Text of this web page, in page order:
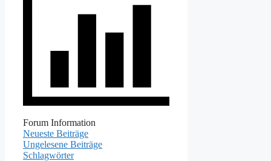
Forum Information
Neueste Beiträge
Ungelesene Beiträge
Schlagwörter